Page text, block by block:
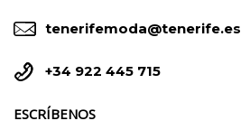

 tenerifemoda@tenerife.es

 +34 922 445 715
ESCRÍBENOS